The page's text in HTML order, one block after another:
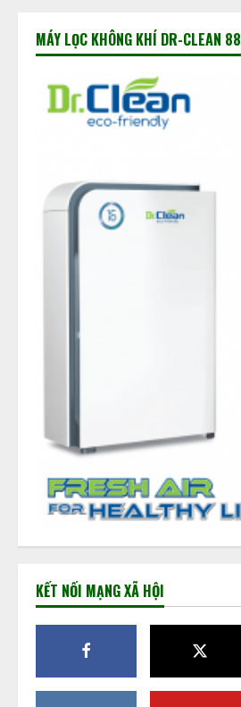
MÁY LỌC KHÔNG KHÍ DR-CLEAN 88
KẾT NỐI MẠNG XÃ HỘI